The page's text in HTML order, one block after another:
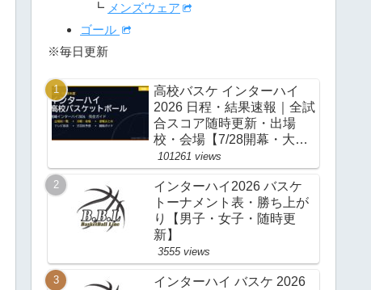
┗ メンズウェア
ゴール
※毎日更新
高校バスケ インターハイ
2026 日程・結果速報｜全試
合スコア随時更新・出場
校・会場【7/28開幕・大
阪】
101261 views
インターハイ2026 バスケ
トーナメント表・勝ち上が
り【男子・女子・随時更
新】
3555 views
インターハイ バスケ 2026